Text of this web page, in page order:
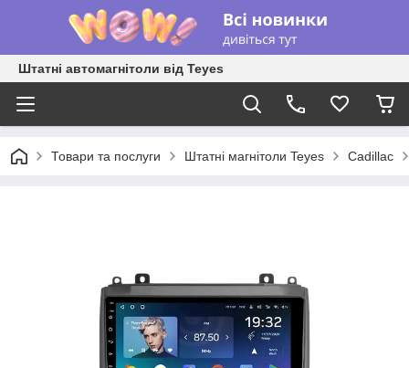
Штатні автомагнітоли від Teyes
Товари та послуги Штатні магнітоли Teyes Cadillac